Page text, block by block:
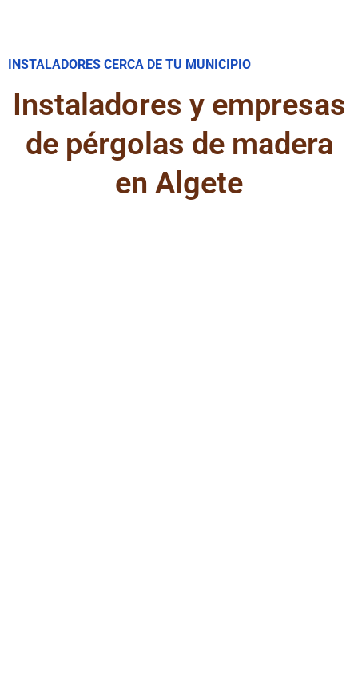
INSTALADORES CERCA DE TU MUNICIPIO
Instaladores y empresas
de pérgolas de madera
en Algete